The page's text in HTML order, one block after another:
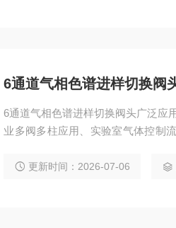
6通道气相色谱进样切换阀
6通道气相色谱进样切换阀头广泛应
业多阀多柱应用、实验室气体控制
更新时间：2026-07-06